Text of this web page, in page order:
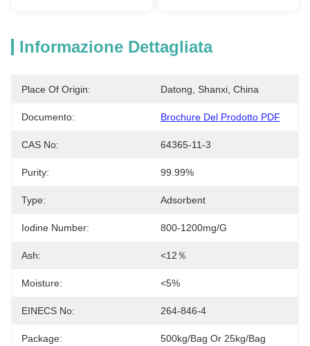
Informazione Dettagliata
Place Of Origin: Datong, Shanxi, China
Documento: Brochure Del Prodotto PDF
CAS No: 64365-11-3
Purity: 99.99%
Type: Adsorbent
Iodine Number: 800-1200mg/g
Ash: <12％
Moisture: <5%
EINECS No: 264-846-4
Package: 500kg/bag Or 25kg/bag